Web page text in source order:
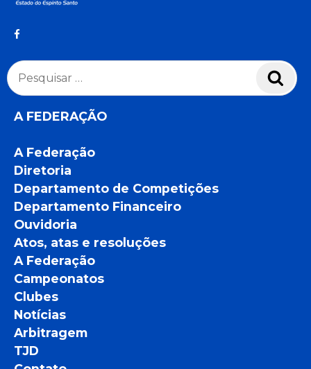
Pesquisar
por:
A FEDERAÇÃO
A Federação
Diretoria
Departamento de Competições
Departamento Financeiro
Ouvidoria
Atos, atas e resoluções
A Federação
Campeonatos
Clubes
Notícias
Arbitragem
TJD